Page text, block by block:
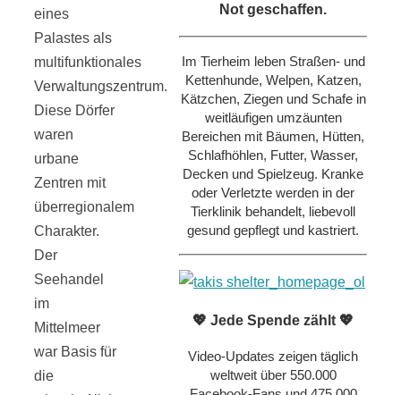
eines
Palastes als
multifunktionales
Verwaltungszentrum.
Diese Dörfer
waren
urbane
Zentren mit
überregionalem
Charakter.
Der
Seehandel
im
Mittelmeer
war Basis für
die
Not geschaffen.
Im Tierheim leben Straßen- und
Kettenhunde, Welpen, Katzen,
Kätzchen, Ziegen und Schafe in
weitläufigen umzäunten
Bereichen mit Bäumen, Hütten,
Schlafhöhlen, Futter, Wasser,
Decken und Spielzeug. Kranke
oder Verletzte werden in der
Tierklinik behandelt, liebevoll
gesund gepflegt und kastriert.
💖 Jede Spende zählt 💖
Video-Updates zeigen täglich
weltweit über 550.000